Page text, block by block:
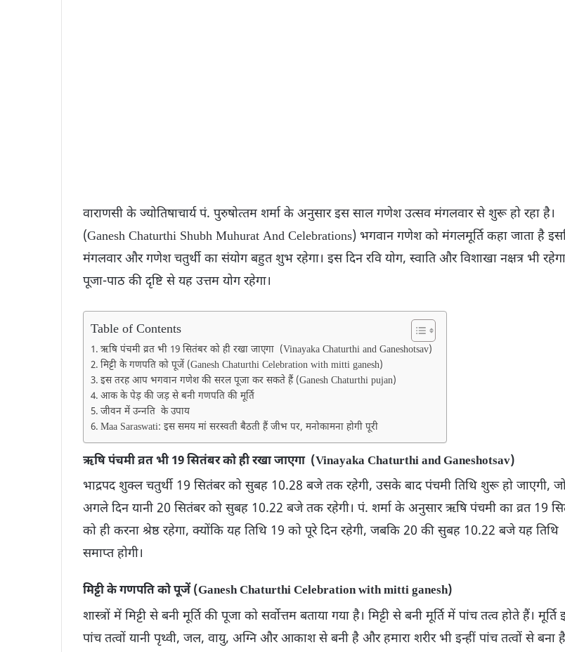
वाराणसी के ज्योतिषाचार्य पं. पुरुषोत्‍तम शर्मा के अनुसार इस साल गणेश उत्सव मंगलवार से शुरू हो रहा है।
(Ganesh Chaturthi Shubh Muhurat And Celebrations) भगवान गणेश को मंगलमूर्ति कहा जाता है
मंगलवार और गणेश चतुर्थी का संयोग बहुत शुभ रहेगा। इस दिन रवि योग, स्वाति और विशाखा नक्षत्र भी
पूजा-पाठ की दृष्टि से यह उत्तम योग रहेगा।
Table of Contents
ऋषि पंचमी व्रत भी 19 सितंबर को ही रखा जाएगा (Vinayaka Chaturthi and Ganeshotsav)
मिट्टी के गणपति को पूजें (Ganesh Chaturthi Celebration with mitti ganesh)
इस तरह आप भगवान गणेश की सरल पूजा कर सकते हैं (Ganesh Chaturthi pujan)
आक के पेड़ की जड़ से बनी गणपति की मूर्ति
जीवन में उन्‍नति के उपाय
Maa Saraswati: इस समय मां सरस्वती बैठती हैं जीभ पर, मनोकामना होगी पूरी
ऋषि पंचमी व्रत भी 19 सितंबर को ही रखा जाएगा (Vinayaka Chaturthi and Ganeshotsav)
भाद्रपद शुक्ल चतुर्थी 19 सितंबर को सुबह 10.28 बजे तक रहेगी, उसके बाद पंचमी तिथि शुरू हो जाएगी,
अगले दिन यानी 20 सितंबर को सुबह 10.22 बजे तक रहेगी। पं. शर्मा के अनुसार ऋषि पंचमी का व्रत 19
को ही करना श्रेष्ठ रहेगा, क्योंकि यह तिथि 19 को पूरे दिन रहेगी, जबकि 20 की सुबह 10.22 बजे यह तिथि
समाप्त होगी।
मिट्टी के गणपति को पूजें (Ganesh Chaturthi Celebration with mitti ganesh)
शास्त्रों में मिट्टी से बनी मूर्ति की पूजा को सर्वोत्तम बताया गया है। मिट्टी से बनी मूर्ति में पांच तत्व होते हैं। मूर्ति
पांच तत्वों यानी पृथ्वी, जल, वायु, अग्नि और आकाश से बनी है और हमारा शरीर भी इन्हीं पांच तत्वों से बना